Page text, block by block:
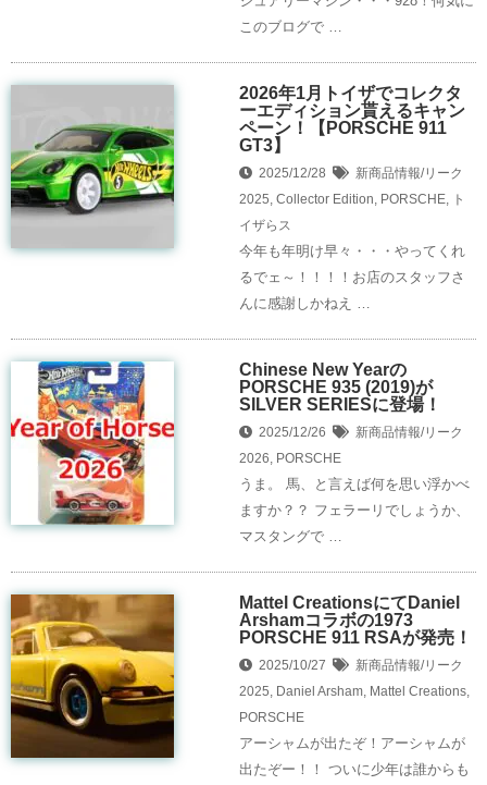
このブログで …
2026年1月トイザでコレクタ
ーエディション貰えるキャン
ペーン！【PORSCHE 911
GT3】
2025/12/28
新商品情報/リーク
2025, Collector Edition, PORSCHE, ト
イザらス
今年も年明け早々・・・やってくれ
るでェ～！！！！お店のスタッフさ
んに感謝しかねえ …
Chinese New Yearの
PORSCHE 935 (2019)が
SILVER SERIESに登場！
2025/12/26
新商品情報/リーク
2026, PORSCHE
うま。 馬、と言えば何を思い浮かべ
ますか？？ フェラーリでしょうか、
マスタングで …
Mattel CreationsにてDaniel
Arshamコラボの1973
PORSCHE 911 RSAが発売！
2025/10/27
新商品情報/リーク
2025, Daniel Arsham, Mattel Creations,
PORSCHE
アーシャムが出たぞ！アーシャムが
出たぞー！！ ついに少年は誰からも